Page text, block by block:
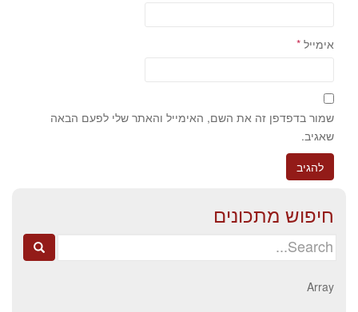
אימייל *
שמור בדפדפן זה את השם, האימייל והאתר שלי לפעם הבאה
שאגיב.
חיפוש מתכונים
Search
Array